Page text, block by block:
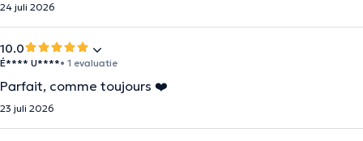
24 juli 2026
10.0
É**** U****• 1 evaluatie
Parfait, comme toujours ❤️
23 juli 2026